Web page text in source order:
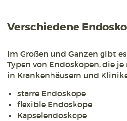
Verschiedene
Im Großen und Ganzen gibt
Typen von Endoskopen, die
in Krankenhäusern und
starre Endoskope
flexible Endoskope
Kapselendoskope